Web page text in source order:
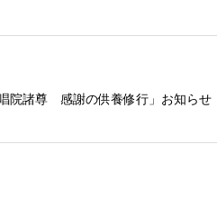
唱院諸尊 感謝の供養修行」お知らせ